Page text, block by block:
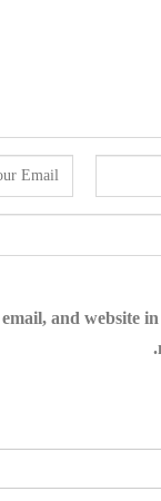
email, and website